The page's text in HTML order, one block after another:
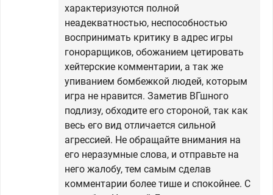
характеризуются полной
неадекватностью, неспособностью
воспринимать критику в адрес игры
гонорарщиков, обожанием цетировать
хейтерские комментарии, а так же
упиванием бомбежкой людей, которым
игра не нравится. Заметив ВГшного
подлизу, обходите его стороной, так как
весь его вид отличается сильной
агрессией. Не обращайте внимания на
его неразумные слова, и отправьте на
него жалобу, тем самым сделав
комментарии более тише и спокойнее. С